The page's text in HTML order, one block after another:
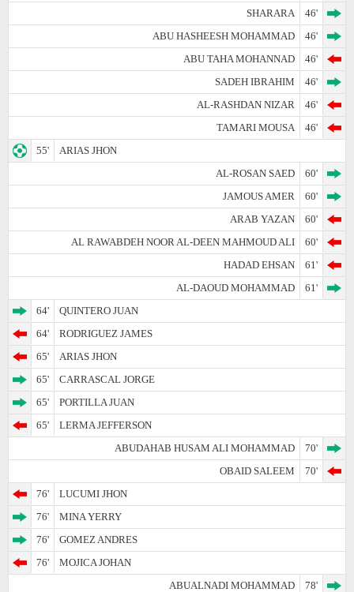
SHARARA
46'
ABU HASHEESH MOHAMMAD
46'
ABU TAHA MOHANNAD
46'
SADEH IBRAHIM
46'
AL-RASHDAN NIZAR
46'
TAMARI MOUSA
46'
55'
ARIAS JHON
AL-ROSAN SAED
60'
JAMOUS AMER
60'
ARAB YAZAN
60'
AL RAWABDEH NOOR AL-DEEN MAHMOUD ALI
60'
HADAD EHSAN
61'
AL-DAOUD MOHAMMAD
61'
64'
QUINTERO JUAN
64'
RODRIGUEZ JAMES
65'
ARIAS JHON
65'
CARRASCAL JORGE
65'
PORTILLA JUAN
65'
LERMA JEFFERSON
ABUDAHAB HUSAM ALI MOHAMMAD
70'
OBAID SALEEM
70'
76'
LUCUMI JHON
76'
MINA YERRY
76'
GOMEZ ANDRES
76'
MOJICA JOHAN
ABUALNADI MOHAMMAD
78'